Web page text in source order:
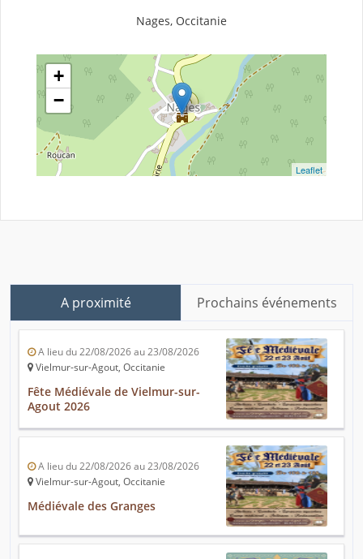
Nages, Occitanie
+
−
Leaflet
A proximité Prochains événements
A lieu du 22/08/2026 au 23/08/2026
Vielmur-sur-Agout, Occitanie
Fête Médiévale de Vielmur-sur-
Agout 2026
A lieu du 22/08/2026 au 23/08/2026
Vielmur-sur-Agout, Occitanie
Médiévale des Granges